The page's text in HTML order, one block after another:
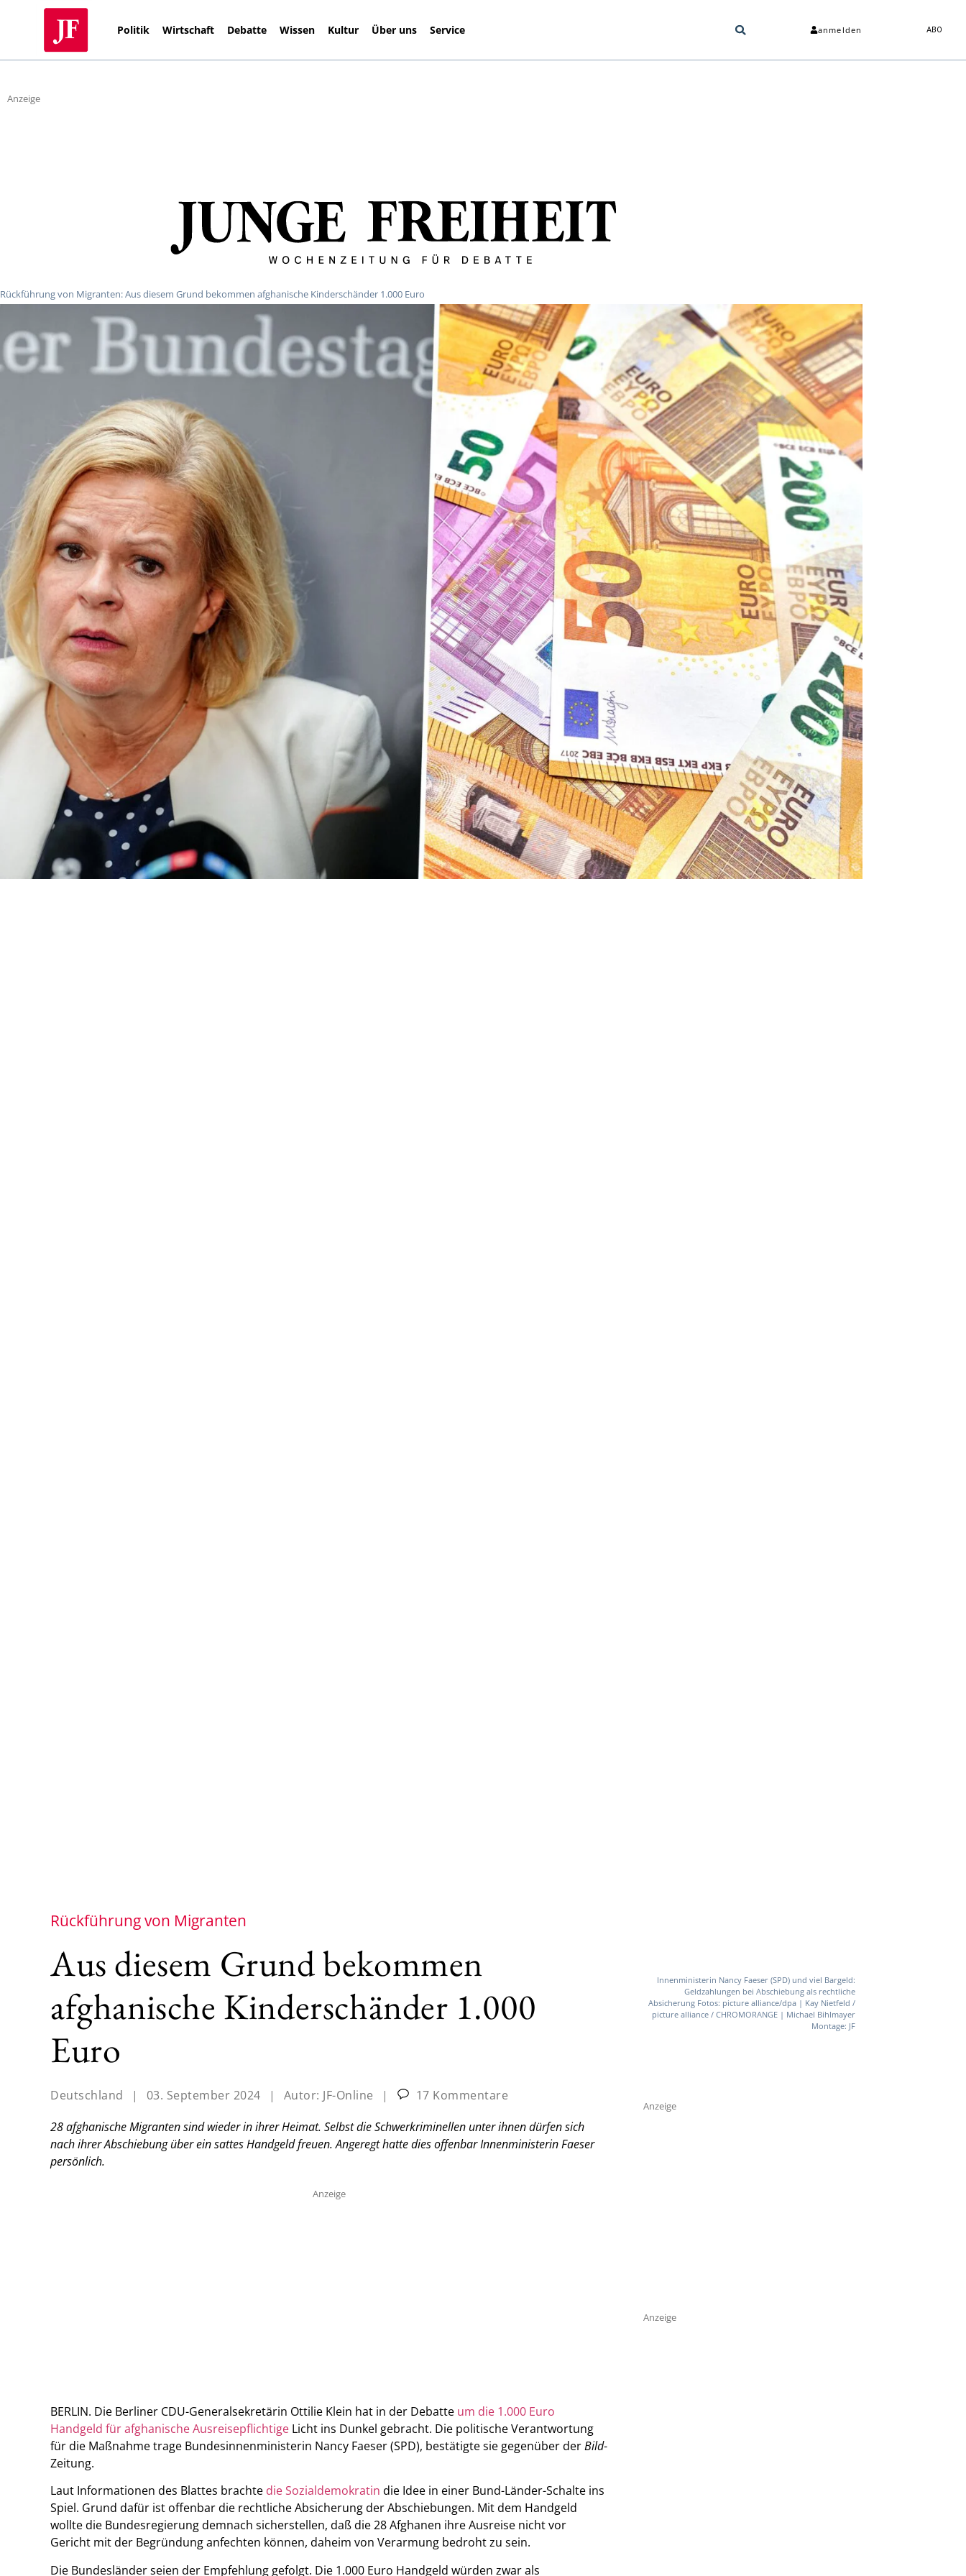
Politik Wirtschaft Debatte Wissen Kultur Über uns Service anmelden ABO
Anzeige
Rückführung von Migranten: Aus diesem Grund bekommen afghanische Kinderschänder 1.000 Euro
Rückführung von Migranten
Aus diesem Grund bekommen
afghanische Kinderschänder 1.000
Euro
Deutschland | 03. September 2024 | Autor: JF-Online |
17 Kommentare
28 afghanische Migranten sind wieder in ihrer Heimat. Selbst die Schwerkriminellen unter ihnen dürfen sich
nach ihrer Abschiebung über ein sattes Handgeld freuen. Angeregt hatte dies offenbar Innenministerin Faeser
persönlich.
Anzeige
BERLIN. Die Berliner CDU-Generalsekretärin Ottilie Klein hat in der Debatte um die 1.000 Euro
Handgeld für afghanische Ausreisepflichtige Licht ins Dunkel gebracht. Die politische Verantwortung
für die Maßnahme trage Bundesinnenministerin Nancy Faeser (SPD), bestätigte sie gegenüber derBild-
Zeitung.
Laut Informationen des Blattes brachte die Sozialdemokratin die Idee in einer Bund-Länder-Schalte ins
Spiel. Grund dafür ist offenbar die rechtliche Absicherung der Abschiebungen. Mit dem Handgeld
wollte die Bundesregierung demnach sicherstellen, daß die 28 Afghanen ihre Ausreise nicht vor
Gericht mit der Begründung anfechten können, daheim von Verarmung bedroht zu sein.
Die Bundesländer seien der Empfehlung gefolgt. Die 1.000 Euro Handgeld würden zwar als
Innenministerin Nancy Faeser (SPD) und viel Bargeld:
Geldzahlungen bei Abschiebung als rechtliche
Absicherung Fotos: picture alliance/dpa | Kay Nietfeld /
picture alliance / CHROMORANGE | Michael Bihlmayer
Montage: JF
Anzeige
Anzeige